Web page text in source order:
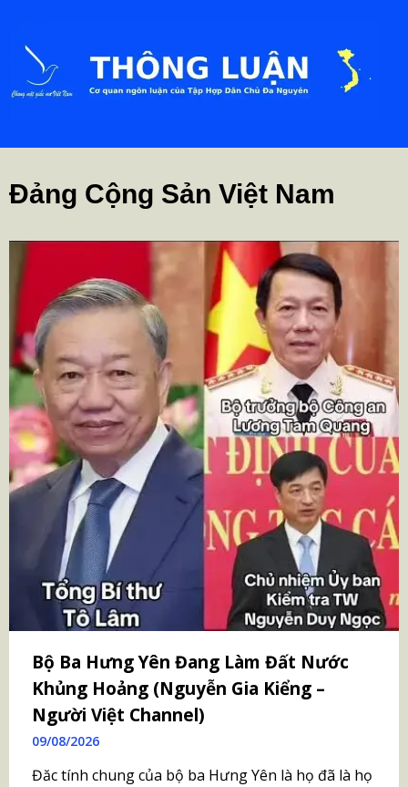
Đảng Cộng Sản Việt Nam
Bộ Ba Hưng Yên Đang Làm Đất Nước
Khủng Hoảng (Nguyễn Gia Kiểng –
Người Việt Channel)
09/08/2026
Đăc tính chung của bộ ba Hưng Yên là họ đã là họ